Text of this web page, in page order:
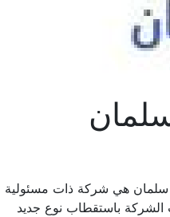
هي شركة ذات مسئولية
حيث قامت الشركة باستقطاب نوع جديد